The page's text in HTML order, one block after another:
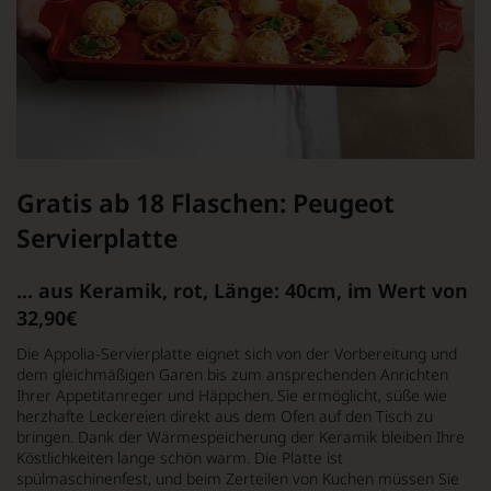
Gratis ab 18 Flaschen: Peugeot
Servierplatte
... aus Keramik, rot, Länge: 40cm, im Wert von
32,90€
Die Appolia-Servierplatte eignet sich von der Vorbereitung und
dem gleichmäßigen Garen bis zum ansprechenden Anrichten
Ihrer Appetitanreger und Häppchen. Sie ermöglicht, süße wie
herzhafte Leckereien direkt aus dem Ofen auf den Tisch zu
bringen. Dank der Wärmespeicherung der Keramik bleiben Ihre
Köstlichkeiten lange schön warm. Die Platte ist
spülmaschinenfest, und beim Zerteilen von Kuchen müssen Sie